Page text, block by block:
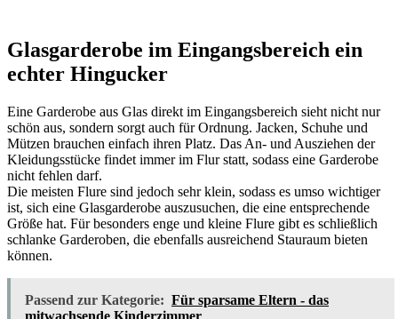
Glasgarderobe im Eingangsbereich ein
echter Hingucker
Eine Garderobe aus Glas direkt im Eingangsbereich sieht nicht nur
schön aus, sondern sorgt auch für Ordnung. Jacken, Schuhe und
Mützen brauchen einfach ihren Platz. Das An- und Ausziehen der
Kleidungsstücke findet immer im Flur statt, sodass eine Garderobe
nicht fehlen darf.
Die meisten Flure sind jedoch sehr klein, sodass es umso wichtiger
ist, sich eine Glasgarderobe auszusuchen, die eine entsprechende
Größe hat. Für besonders enge und kleine Flure gibt es schließlich
schlanke Garderoben, die ebenfalls ausreichend Stauraum bieten
können.
Passend zur Kategorie: Für sparsame Eltern - das